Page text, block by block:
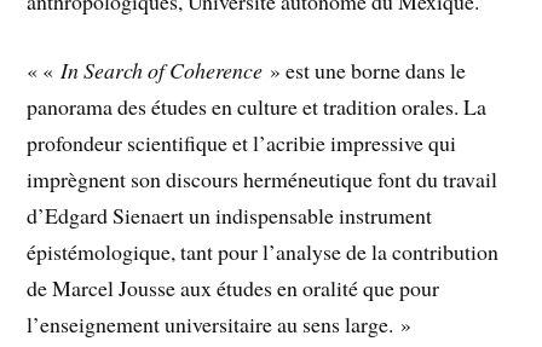
« « In Search of Coherence » est une borne dans le
panorama des études en culture et tradition orales. La
profondeur scientifique et l’acribie impressive qui
imprègnent son discours herméneutique font du travail
d’Edgard Sienaert un indispensable instrument
épistémologique, tant pour l’analyse de la contribution
de Marcel Jousse aux études en oralité que pour
l’enseignement universitaire au sens large. »